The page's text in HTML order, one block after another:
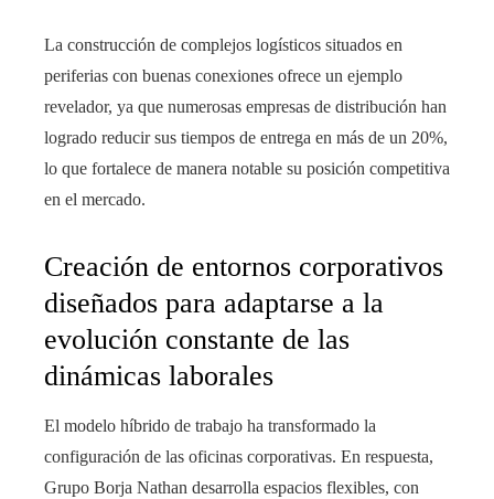
La construcción de complejos logísticos situados en
periferias con buenas conexiones ofrece un ejemplo
revelador, ya que numerosas empresas de distribución han
logrado reducir sus tiempos de entrega en más de un 20%,
lo que fortalece de manera notable su posición competitiva
en el mercado.
Creación de entornos corporativos
diseñados para adaptarse a la
evolución constante de las
dinámicas laborales
El modelo híbrido de trabajo ha transformado la
configuración de las oficinas corporativas. En respuesta,
Grupo Borja Nathan desarrolla espacios flexibles, con